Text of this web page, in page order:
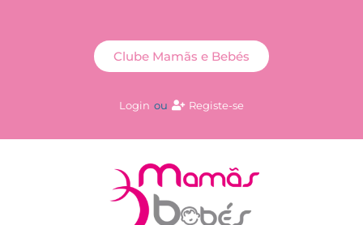
Login ou Registe-se
Clube Mamãs e Bebés